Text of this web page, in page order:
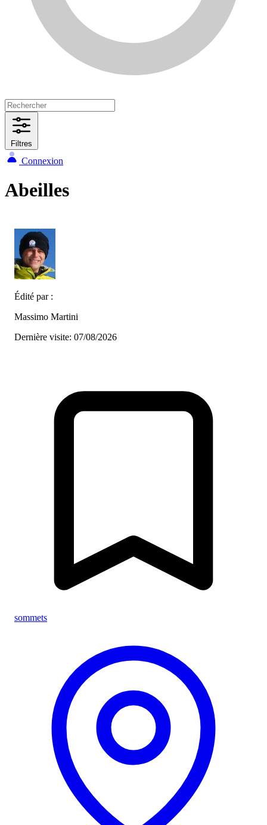
Filtres
Connexion
Abeilles
Édité par :
Massimo Martini
Dernière visite: 07/08/2026
sommets